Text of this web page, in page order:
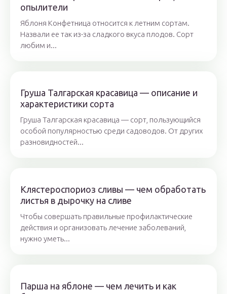
опылители
Яблоня Конфетница относится к летним сортам.
Назвали ее так из-за сладкого вкуса плодов. Сорт
любим и...
Груша Талгарская красавица — описание и
характеристики сорта
Груша Талгарская красавица — сорт, пользующийся
особой популярностью среди садоводов. От других
разновидностей...
Клястероспориоз сливы — чем обработать
листья в дырочку на сливе
Чтобы совершать правильные профилактические
действия и организовать лечение заболеваний,
нужно уметь...
Парша на яблоне — чем лечить и как